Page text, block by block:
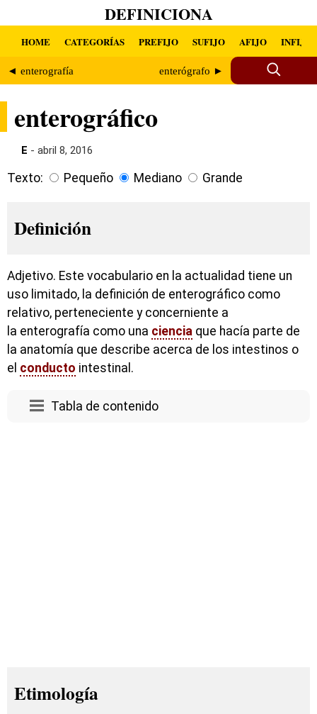
DEFINICIONA
HOME CATEGORÍAS PREFIJO SUFIJO AFIJO INFIJO
◄ enterografía enterógrafo ►
enterográfico
E - abril 8, 2016
Texto: Pequeño Mediano Grande
Definición
Adjetivo. Este vocabulario en la actualidad tiene un
uso limitado, la definición de enterográfico como
relativo, perteneciente y concerniente a
la enterografía como una ciencia que hacía parte de
la anatomía que describe acerca de los intestinos o
el conducto intestinal.
Tabla de contenido
Etimología